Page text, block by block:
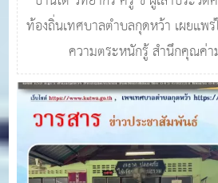
ท้องถิ่นเทศบาลตำบลกุดหว้า เผยแพ
ความตระหนักรู้ สำนึกคุณค่